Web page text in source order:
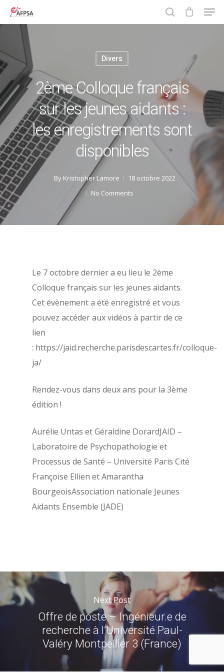
Hit enter to search or ESC to close
Divers
2ème Colloque français
sur les jeunes aidants :
les enregistrements sont
disponibles
By Kristopher Lamore
18 octobre 2022
No Comments
Le 7 octobre dernier a eu lieu le 2ème
Colloque français sur les jeunes aidants.
Cet évènement a été enregistré et vous
pouvez accéder aux vidéos à partir de ce
lien
: https://jaid.recherche.parisdescartes.fr/colloque-
ja/
Rendez-vous dans deux ans pour la 3ème
édition !
Aurélie Untas et Géraldine DorardJAID –
Laboratoire de Psychopathologie et
Processus de Santé – Université Paris Cité
Françoise Ellien et Amarantha
BourgeoisAssociation nationale Jeunes
Aidants Ensemble (JADE)
Next Post
Offre de poste – Ingénieur.e de
recherche à l’Université Paul-
Valéry Montpellier 3 (France)
Les précédents
l’AFPSA
la santé
Histoire de l’AFPSA
Les formations
Actualités
Nous contacter
Adhérer
Aide